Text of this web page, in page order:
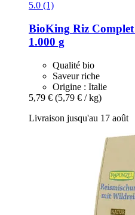
5.0 (1)
BioKing Riz
1.000 g
Qualité bio
Saveur riche
Origine : Italie
5,79 € (5,79 € / kg)
Livraison jusqu'au 17 août